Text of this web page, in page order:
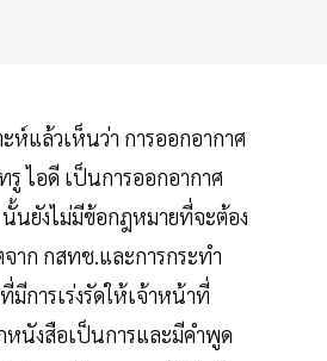
ห์แล้วเห็นว่า การออกอากาศ
ไอดี เป็นการออกอากาศ
นยังไม่มีข้อกฎหมายที่จะต้อง
าก กสทช.และการกระทำ
มีการเร่งรัดให้เจ้าหน้าที่
นังสือเป็นการและมีคำพูด